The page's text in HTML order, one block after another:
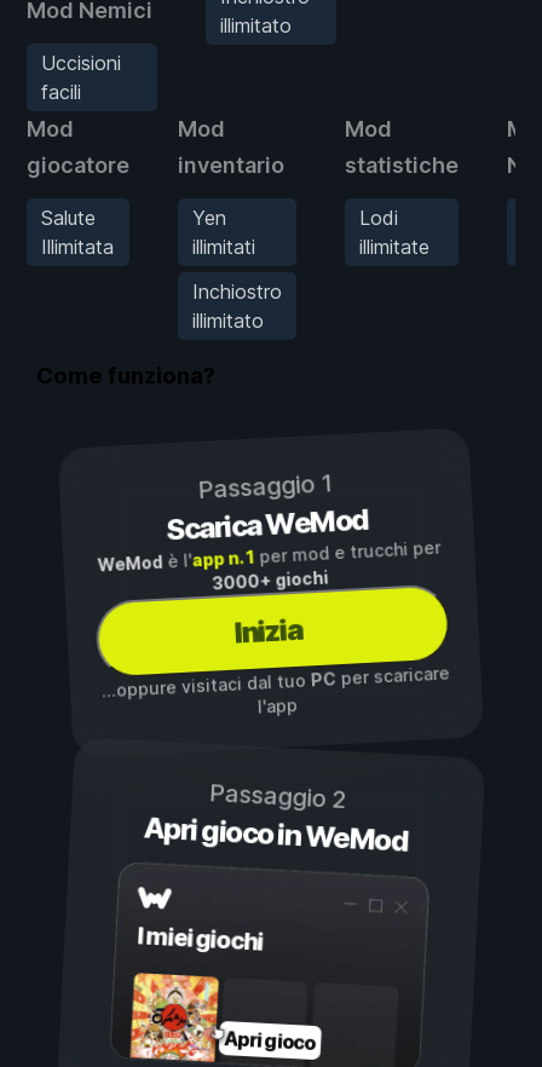
Mod Nemici
Uccisioni
facili
illimitato
Mod
giocatore
Salute
Illimitata
Mod
inventario
Yen
illimitati
Inchiostro
illimitato
Mod
statistiche
Lodi
illimitate
Come funziona?
Passaggio 1
Scarica WeMod
WeMod è l'app n. 1per mod e trucchi per
3000+ giochi
Inizia
...oppure visitaci dal tuoPC per scaricare
l'app
Passaggio 2
Apri gioco in WeMod
I miei giochi
Apri gioco